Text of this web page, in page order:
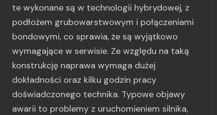
te wykonane są w technologii hybrydowej, z
podłożem grubowarstwowym i połączeniami
bondowymi, co sprawia, że są wyjątkowo
wymagające w serwisie. Ze względu na taką
konstrukcję naprawa wymaga dużej
dokładności oraz kilku godzin pracy
doświadczonego technika. Typowe objawy
awarii to problemy z uruchomieniem silnika,